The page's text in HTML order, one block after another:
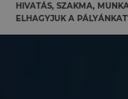
HIVATÁS, SZAKMA,
ELHAGYJUK A